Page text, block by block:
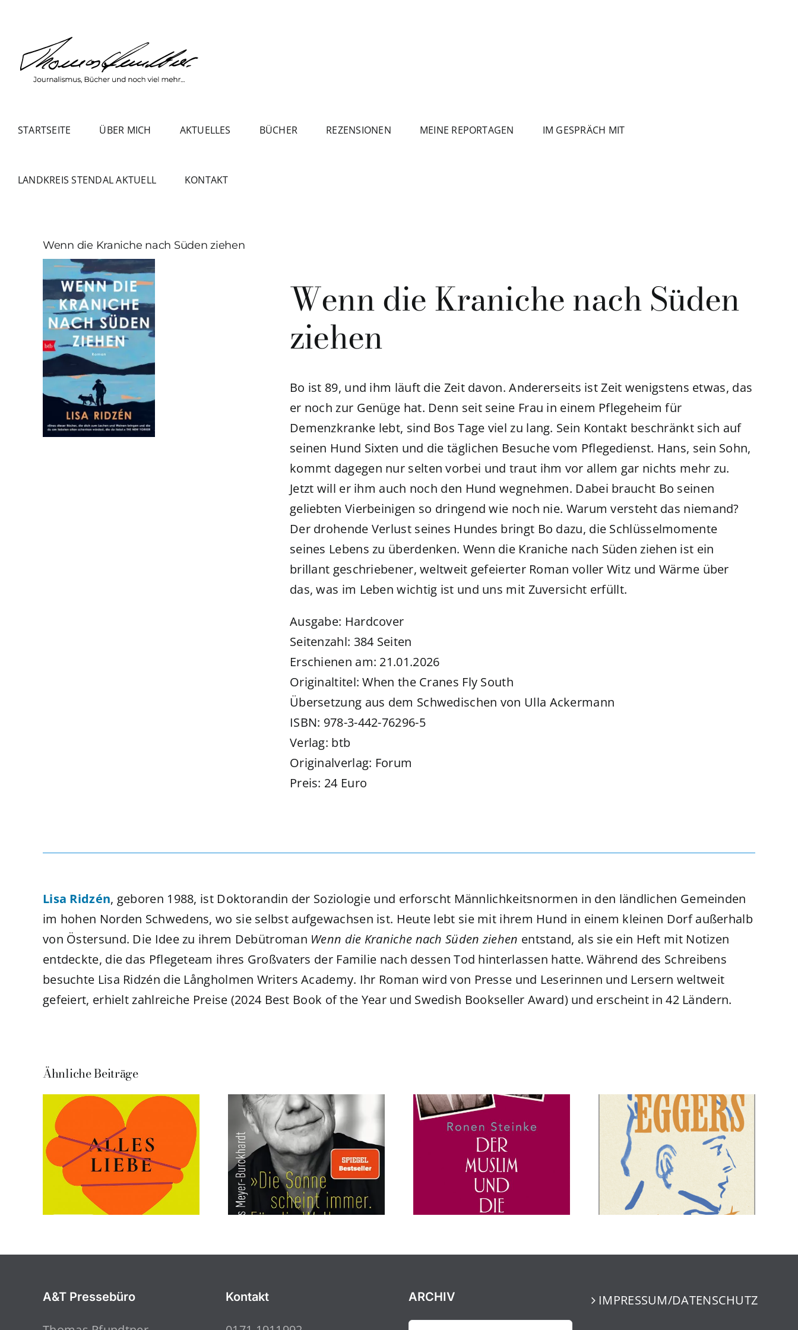
springen
STARTSEITE ÜBER MICH AKTUELLES BÜCHER REZENSIONEN MEINE REPORTAGEN IM GESPRÄCH MIT
LANDKREIS STENDAL AKTUELL KONTAKT
Wenn die Kraniche nach Süden ziehen
Wenn die Kraniche nach Süden
ziehen
Bo ist 89, und ihm läuft die Zeit davon. Andererseits ist Zeit wenigstens etwas, das
er noch zur Genüge hat. Denn seit seine Frau in einem Pflegeheim für
Demenzkranke lebt, sind Bos Tage viel zu lang. Sein Kontakt beschränkt sich auf
seinen Hund Sixten und die täglichen Besuche vom Pflegedienst. Hans, sein Sohn,
kommt dagegen nur selten vorbei und traut ihm vor allem gar nichts mehr zu.
Jetzt will er ihm auch noch den Hund wegnehmen. Dabei braucht Bo seinen
geliebten Vierbeinigen so dringend wie noch nie. Warum versteht das niemand?
Der drohende Verlust seines Hundes bringt Bo dazu, die Schlüsselmomente
seines Lebens zu überdenken. Wenn die Kraniche nach Süden ziehen ist ein
brillant geschriebener, weltweit gefeierter Roman voller Witz und Wärme über
das, was im Leben wichtig ist und uns mit Zuversicht erfüllt.
Ausgabe: Hardcover
Seitenzahl: 384 Seiten
Erschienen am: 21.01.2026
Originaltitel: When the Cranes Fly South
Übersetzung aus dem Schwedischen von Ulla Ackermann
ISBN: 978-3-442-76296-5
Verlag: btb
Originalverlag: Forum
Preis: 24 Euro
Lisa Ridzén, geboren 1988, ist Doktorandin der Soziologie und erforscht Männlichkeitsnormen in den ländlichen Gemeinden
im hohen Norden Schwedens, wo sie selbst aufgewachsen ist. Heute lebt sie mit ihrem Hund in einem kleinen Dorf außerhalb
von Östersund. Die Idee zu ihrem Debütroman Wenn die Kraniche nach Süden ziehen entstand, als sie ein Heft mit Notizen
entdeckte, die das Pflegeteam ihres Großvaters der Familie nach dessen Tod hinterlassen hatte. Während des Schreibens
besuchte Lisa Ridzén die Långholmen Writers Academy. Ihr Roman wird von Presse und Leserinnen und Lersern weltweit
gefeiert, erhielt zahlreiche Preise (2024 Best Book of the Year und Swedish Bookseller Award) und erscheint in 42 Ländern.
Ähnliche Beiträge
A&T Pressebüro Kontakt ARCHIV IMPRESSUM/DATENSCHUTZ